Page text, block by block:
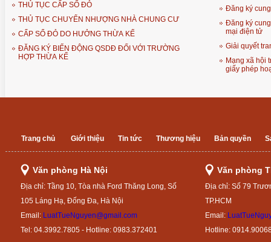
THỦ TỤC CẤP SỔ ĐỎ
THỦ TỤC CHUYỂN NHƯỢNG NHÀ CHUNG CƯ
CẤP SỔ ĐỎ DO HƯỞNG THỪA KẾ
ĐĂNG KÝ BIẾN ĐỘNG QSDĐ ĐỐI VỚI TRƯỜNG
HỢP THỪA KẾ
Đăng ký
Đăng ký
mại điện tử
Giải quyết
Mạng xã hội
giấy phép
Trang chủ Giới thiệu Tin tức Thương hiệu Bản quyền
Văn phòng Hà Nội
Địa chỉ: Tầng 10, Tòa nhà Ford Thăng Long, Số
105 Láng Hạ, Đống Đa, Hà Nội
Email: LuatTueNguyen@gmail.com
Tel: 04.3992.7805 - Hotline: 0983.372401
Văn phòng
Địa chỉ: Số 79
TP.HCM
Email:
Hotline: